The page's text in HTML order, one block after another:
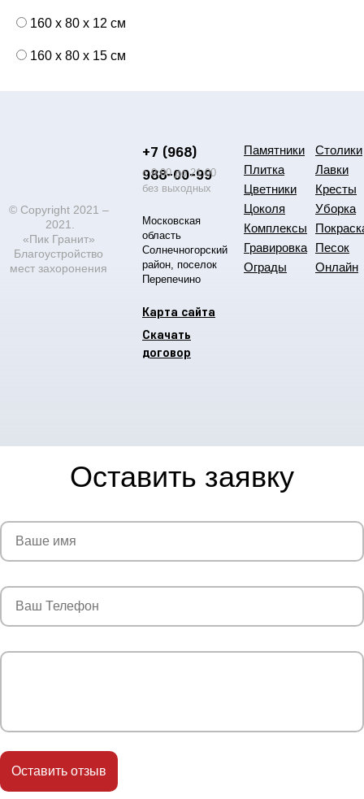
160 x 80 x 12 см
160 x 80 x 15 см
© Copyright 2021 –
2021.
«Пик Гранит»
Благоустройство
мест захоронения
+7 (968)
988-00-99
с 9:00 до 21:00
без выходных
Московская
область
Солнечногорский
район, поселок
Перепечино
Карта сайта
Скачать
договор
Памятники
Плитка
Цветники
Цоколя
Комплексы
Гравировка
Ограды
Столики
Лавки
Кресты
Уборка
Песок
Онлайн
Оставить заявку